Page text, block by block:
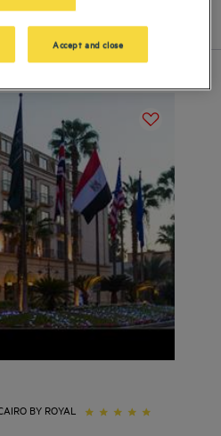
BY ROYAL
Accept and close